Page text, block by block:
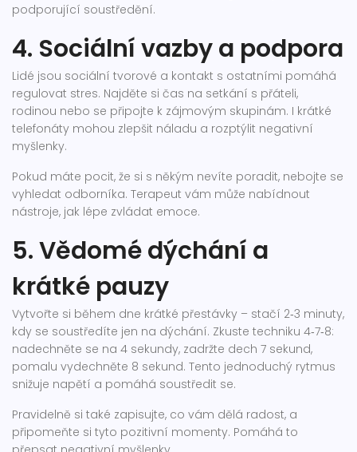
podporující soustředění.
4. Sociální vazby a podpora
Lidé jsou sociální tvorové a kontakt s ostatními pomáhá
regulovat stres. Najděte si čas na setkání s přáteli,
rodinou nebo se připojte k zájmovým skupinám. I krátké
telefonáty mohou zlepšit náladu a rozptýlit negativní
myšlenky.
Pokud máte pocit, že si s někým nevíte poradit, nebojte se
vyhledat odborníka. Terapeut vám může nabídnout
nástroje, jak lépe zvládat emoce.
5. Vědomé dýchání a
krátké pauzy
Vytvořte si během dne krátké přestávky – stačí 2‑3 minuty,
kdy se soustředíte jen na dýchání. Zkuste techniku 4‑7‑8:
nadechněte se na 4 sekundy, zadržte dech 7 sekund,
pomalu vydechněte 8 sekund. Tento jednoduchý rytmus
snižuje napětí a pomáhá soustředit se.
Pravidelně si také zapisujte, co vám dělá radost, a
připomeňte si tyto pozitivní momenty. Pomáhá to